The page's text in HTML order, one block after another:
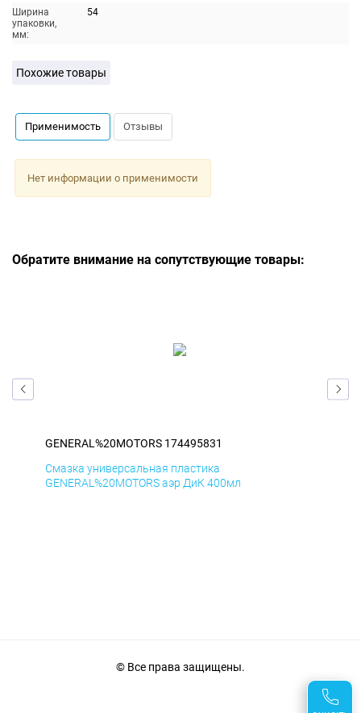
Ширина
упаковки,
мм:
54
Похожие товары
Применимость Отзывы
Нет информации о применимости
Обратите внимание на сопутствующие товары:
GENERAL%20MOTORS 174495831
Смазка универсальная пластика
GENERAL%20MOTORS аэр ДиК 400мл
© Все права защищены.